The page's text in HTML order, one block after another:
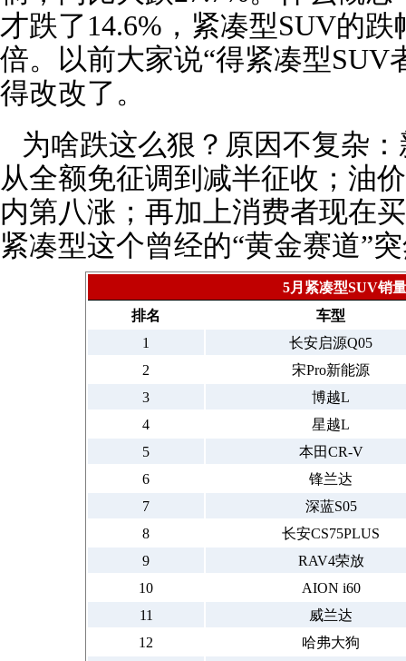
才跌了14.6%，紧凑型SUV的
倍。以前大家说“得紧凑型SUV
得改改了。
为啥跌这么狠？原因不复杂
从全额免征调到减半征收；油
内第八涨；再加上消费者现在
紧凑型这个曾经的“黄金赛道”
5月紧凑型SUV销
排名
车型
1
长安启源Q05
2
宋Pro新能源
3
博越L
4
星越L
5
本田CR-V
6
锋兰达
7
深蓝S05
8
长安CS75PLUS
9
RAV4荣放
10
AION i60
11
威兰达
12
哈弗大狗